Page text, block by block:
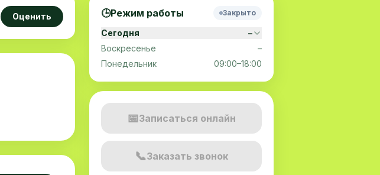
Оценить 🕒Режим работы Закрыто
Сегодня
–
Воскресенье
–
Понедельник
09:00–18:00
📅Записаться онлайн
📞Заказать звонок